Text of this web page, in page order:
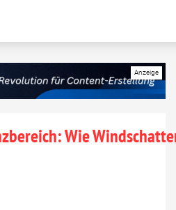
Wie